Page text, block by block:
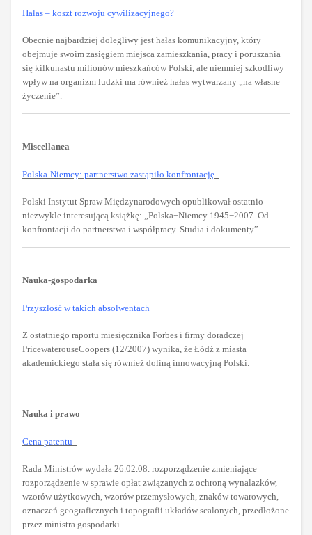
Hałas – koszt rozwoju cywilizacyjnego?
Obecnie najbardziej dolegliwy jest hałas komunikacyjny, który
obejmuje swoim zasięgiem miejsca zamieszkania, pracy i poruszania
się kilkunastu milionów mieszkańców Polski, ale niemniej szkodliwy
wpływ na organizm ludzki ma również hałas wytwarzany „na własne
życzenie”.
Miscellanea
Polska-Niemcy: partnerstwo zastąpiło konfrontację
Polski Instytut Spraw Międzynarodowych opublikował ostatnio
niezwykle interesującą książkę: „Polska−Niemcy 1945−2007. Od
konfrontacji do partnerstwa i współpracy. Studia i dokumenty”.
Nauka-gospodarka
Przyszłość w takich absolwentach
Z ostatniego raportu miesięcznika Forbes i firmy doradczej
PricewaterouseCoopers (12/2007) wynika, że Łódź z miasta
akademickiego stała się również doliną innowacyjną Polski.
Nauka i prawo
Cena patentu
Rada Ministrów wydała 26.02.08. rozporządzenie zmieniające
rozporządzenie w sprawie opłat związanych z ochroną wynalazków,
wzorów użytkowych, wzorów przemysłowych, znaków towarowych,
oznaczeń geograficznych i topografii układów scalonych, przedłożone
przez ministra gospodarki.